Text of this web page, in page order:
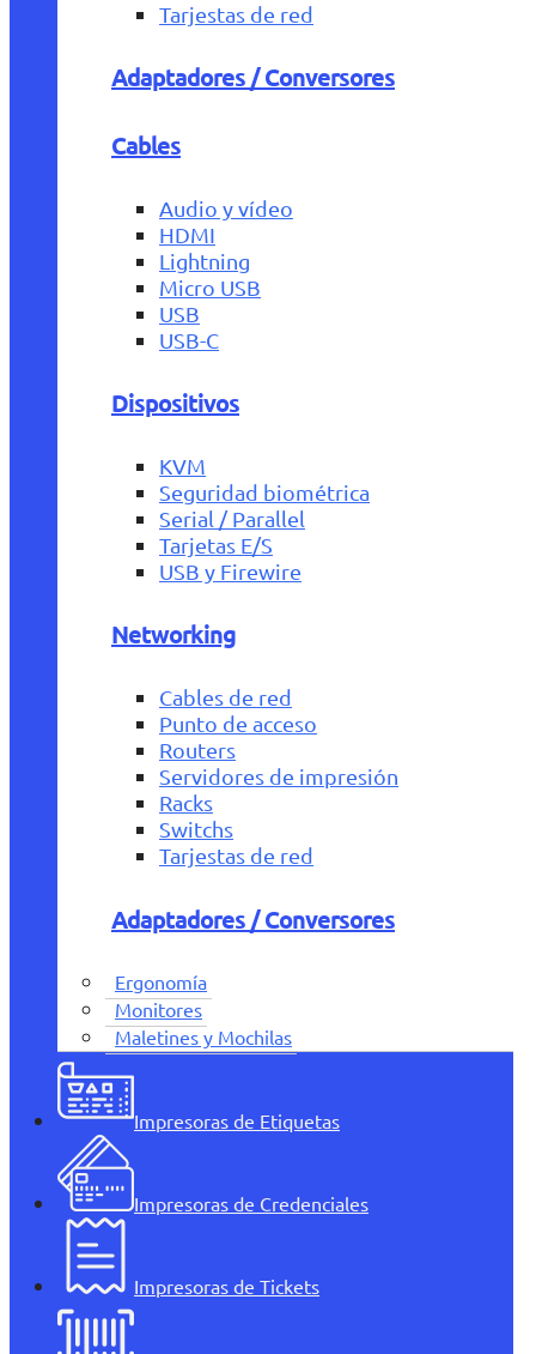
Tarjestas de red
Adaptadores / Conversores
Cables
Audio y vídeo
HDMI
Lightning
Micro USB
USB
USB-C
Dispositivos
KVM
Seguridad biométrica
Serial / Parallel
Tarjetas E/S
USB y Firewire
Networking
Cables de red
Punto de acceso
Routers
Servidores de impresión
Racks
Switchs
Tarjestas de red
Adaptadores / Conversores
Ergonomía
Monitores
Maletines y Mochilas
Impresoras de Etiquetas
Impresoras de Credenciales
Impresoras de Tickets